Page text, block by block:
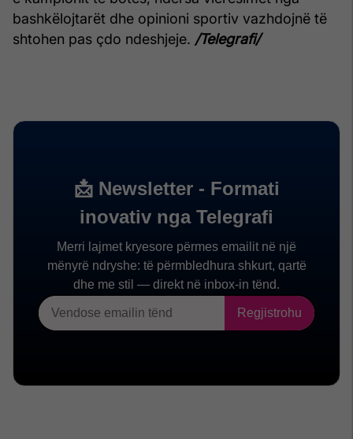
bashkëlojtarët dhe opinioni sportiv vazhdojnë të
shtohen pas çdo ndeshjeje. /Telegrafi/